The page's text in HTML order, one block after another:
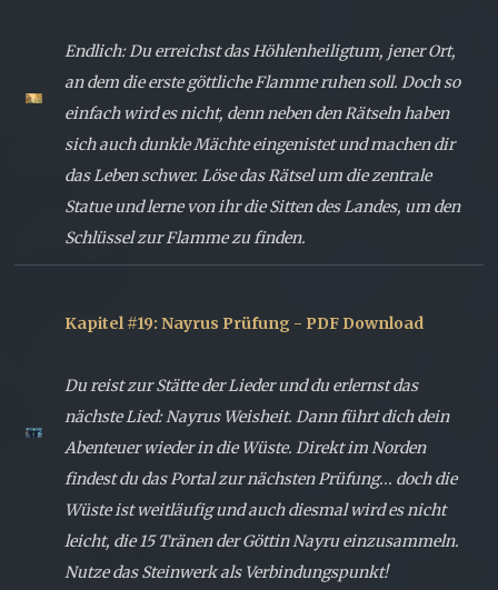
Endlich: Du erreichst das Höhlenheiligtum, jener Ort,
an dem die erste göttliche Flamme ruhen soll. Doch so
einfach wird es nicht, denn neben den Rätseln haben
sich auch dunkle Mächte eingenistet und machen dir
das Leben schwer. Löse das Rätsel um die zentrale
Statue und lerne von ihr die Sitten des Landes, um den
Schlüssel zur Flamme zu finden.
Kapitel #19: Nayrus Prüfung - PDF Download
Du reist zur Stätte der Lieder und du erlernst das
nächste Lied: Nayrus Weisheit. Dann führt dich dein
Abenteuer wieder in die Wüste. Direkt im Norden
findest du das Portal zur nächsten Prüfung... doch die
Wüste ist weitläufig und auch diesmal wird es nicht
leicht, die 15 Tränen der Göttin Nayru einzusammeln.
Nutze das Steinwerk als Verbindungspunkt!